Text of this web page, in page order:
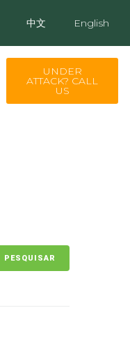
中文 English
UNDER
ATTACK? CALL
US
PESQUISAR